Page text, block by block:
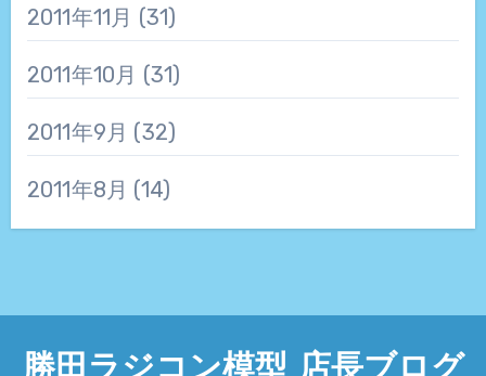
2011年11月 (31)
2011年10月 (31)
2011年9月 (32)
2011年8月 (14)